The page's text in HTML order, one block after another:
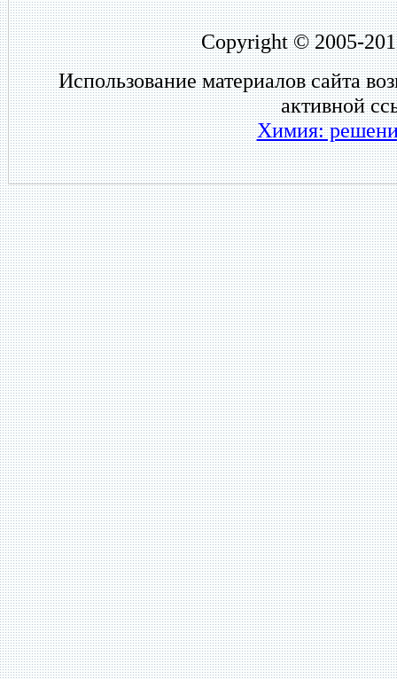
Copyright © 2005-
Использование материалов сайта
активной
Химия: